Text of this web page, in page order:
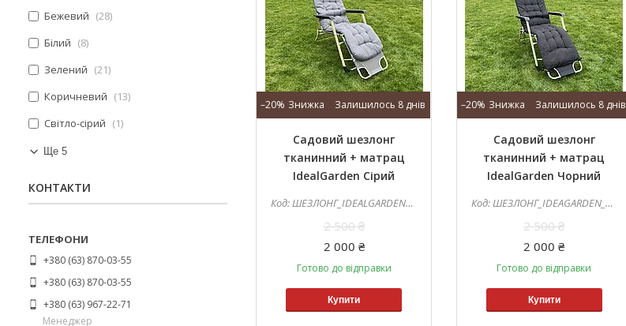
–20% Залишилось 8 днів
Садовий шезлонг
тканинний + матрац
IdealGarden Сірий
ШЕЗЛОНГ_IDEALGARDEN_СІРИЙ
2 500 ₴
2 000 ₴
Готово до відправки
Купити
–20% Залишилось 8 днів
Садовий шезлонг
тканинний + матрац
IdealGarden Чорний
ШЕЗЛОНГ_IDEAGARDEN_ЧОРНИЙ
2 500 ₴
2 000 ₴
Готово до відправки
Купити
Бежевий
28
Білий
8
Зелений
21
Коричневий
13
Світло-сірий
1
Ще 5
КОНТАКТИ
+380 (63) 870-03-55
+380 (63) 870-03-55
+380 (63) 967-22-71
Менеджер